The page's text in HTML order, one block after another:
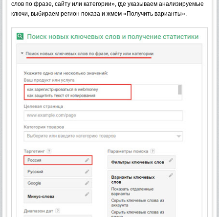
слов по фразе, сайту или категории», где указываем анализируемые
ключи, выбираем регион показа и жмем «Получить варианты».